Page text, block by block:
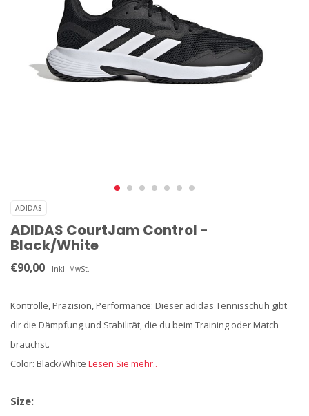
ADIDAS
ADIDAS CourtJam Control -
Black/White
€90,00 Inkl. MwSt.
Kontrolle, Präzision, Performance: Dieser adidas Tennisschuh gibt
dir die Dämpfung und Stabilität, die du beim Training oder Match
brauchst.
Color: Black/White Lesen Sie mehr..
Size: